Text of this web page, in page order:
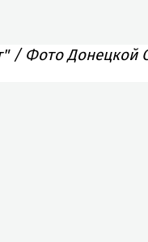
/ Фото Донецкой